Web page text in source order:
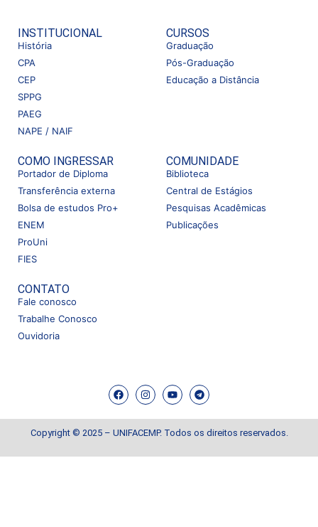
INSTITUCIONAL
História
CPA
CEP
SPPG
PAEG
NAPE / NAIF
CURSOS
Graduação
Pós-Graduação
Educação a Distância
COMO INGRESSAR
Portador de Diploma
Transferência externa
Bolsa de estudos Pro+
ENEM
ProUni
FIES
COMUNIDADE
Biblioteca
Central de Estágios
Pesquisas Acadêmicas
Publicações
CONTATO
Fale conosco
Trabalhe Conosco
Ouvidoria
Copyright © 2025 – UNIFACEMP. Todos os direitos reservados.